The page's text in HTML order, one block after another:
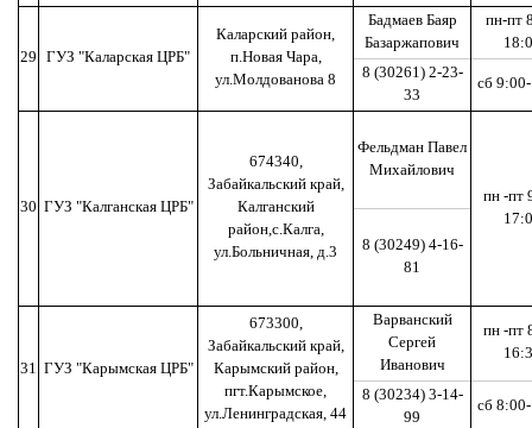
29 ГУЗ "Каларская ЦРБ"
Каларский район,
п.Новая Чара,
ул.Молдованова 8
Бадмаев Баяр
Базаржапович
пн-пт
8 (30261) 2-23-
33
сб
30 ГУЗ "Калганская ЦРБ"
674340,
Забайкальский край,
Калганский
район,с.Калга,
ул.Больничная, д.3
Фельдман Павел
Михайлович
пн -пт
8 (30249) 4-16-
81
31 ГУЗ "Карымская ЦРБ"
673300,
Забайкальский край,
Карымский район,
пгт.Карымское,
ул.Ленинградская, 44
Варванский
Сергей
Иванович
пн -пт
8 (30234) 3-14-
99
сб